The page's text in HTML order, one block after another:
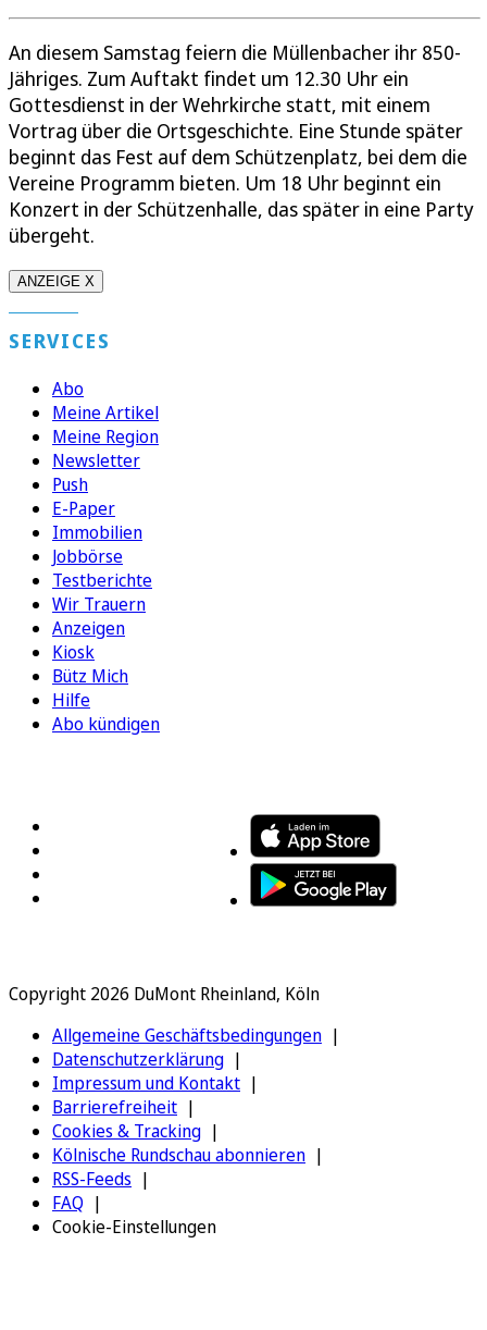
An diesem Samstag feiern die Müllenbacher ihr 850-
Jähriges. Zum Auftakt findet um 12.30 Uhr ein
Gottesdienst in der Wehrkirche statt, mit einem
Vortrag über die Ortsgeschichte. Eine Stunde später
beginnt das Fest auf dem Schützenplatz, bei dem die
Vereine Programm bieten. Um 18 Uhr beginnt ein
Konzert in der Schützenhalle, das später in eine Party
übergeht.
ANZEIGE X
SERVICES
Abo
Meine Artikel
Meine Region
Newsletter
Push
E-Paper
Immobilien
Jobbörse
Testberichte
Wir Trauern
Anzeigen
Kiosk
Bütz Mich
Hilfe
Abo kündigen
Copyright 2026 DuMont Rheinland, Köln
Allgemeine Geschäftsbedingungen
Datenschutzerklärung
Impressum und Kontakt
Barrierefreiheit
Cookies & Tracking
Kölnische Rundschau abonnieren
RSS-Feeds
FAQ
Cookie-Einstellungen